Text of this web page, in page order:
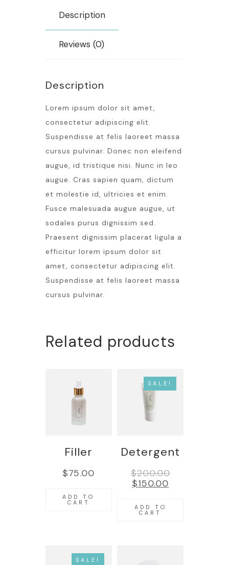
Description
Reviews (0)
Description
Lorem ipsum dolor sit amet,
consectetur adipiscing elit.
Suspendisse at felis laoreet massa
cursus pulvinar. Donec non eleifend
augue, id tristique nisi. Nunc in leo
augue. Cras sapien quam, dictum
et molestie id, ultricies et enim.
Fusce malesuada augue augue, ut
sodales purus dignissim sed.
Praesent dignissim placerat ligula a
efficitur lorem ipsum dolor sit
amet, consectetur adipiscing elit.
Suspendisse at felis laoreet massa
cursus pulvinar.
Related products
Filler
$75.00
ADD TO
CART
SALE!
Detergent
$200.00
$150.00
ADD TO
CART
SALE!